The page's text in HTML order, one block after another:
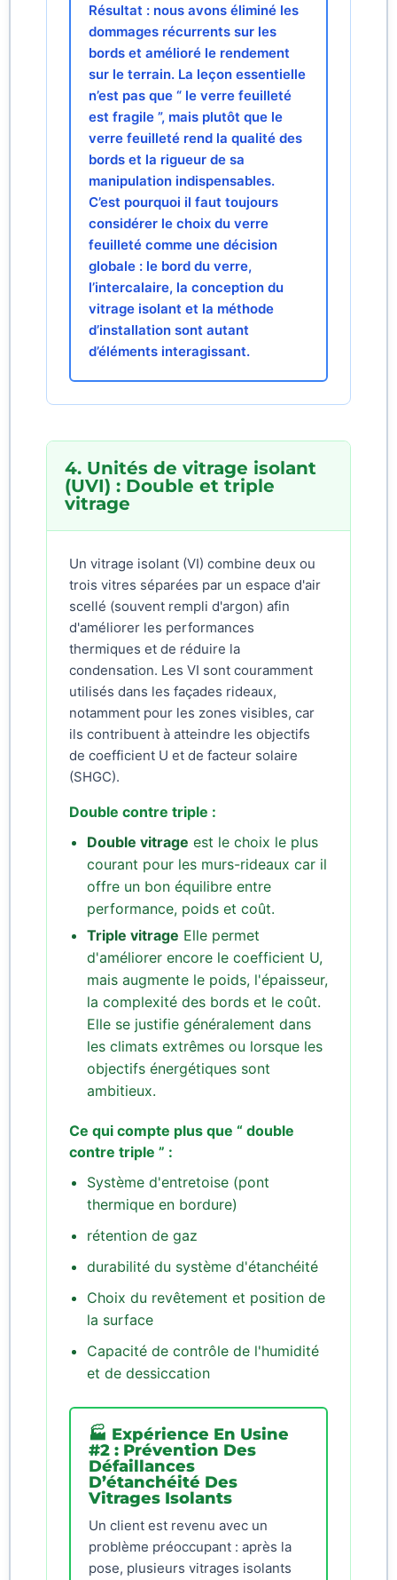
Résultat : nous avons éliminé les
dommages récurrents sur les
bords et amélioré le rendement
sur le terrain. La leçon essentielle
n’est pas que “ le verre feuilleté
est fragile ”, mais plutôt que le
verre feuilleté rend la qualité des
bords et la rigueur de sa
manipulation indispensables.
C’est pourquoi il faut toujours
considérer le choix du verre
feuilleté comme une décision
globale : le bord du verre,
l’intercalaire, la conception du
vitrage isolant et la méthode
d’installation sont autant
d’éléments interagissant.
4. Unités de vitrage isolant
(UVI) : Double et triple
vitrage
Un vitrage isolant (VI) combine deux ou
trois vitres séparées par un espace d'air
scellé (souvent rempli d'argon) afin
d'améliorer les performances
thermiques et de réduire la
condensation. Les VI sont couramment
utilisés dans les façades rideaux,
notamment pour les zones visibles, car
ils contribuent à atteindre les objectifs
de coefficient U et de facteur solaire
(SHGC).
Double contre triple :
Double vitrage est le choix le plus
courant pour les murs-rideaux car il
offre un bon équilibre entre
performance, poids et coût.
Triple vitrage Elle permet
d'améliorer encore le coefficient U,
mais augmente le poids, l'épaisseur,
la complexité des bords et le coût.
Elle se justifie généralement dans
les climats extrêmes ou lorsque les
objectifs énergétiques sont
ambitieux.
Ce qui compte plus que “ double
contre triple ” :
Système d'entretoise (pont
thermique en bordure)
rétention de gaz
durabilité du système d'étanchéité
Choix du revêtement et position de
la surface
Capacité de contrôle de l'humidité
et de dessiccation
🏭 Expérience En Usine
#2 : Prévention Des
Défaillances
D’étanchéité Des
Vitrages Isolants
Un client est revenu avec un
problème préoccupant : après la
pose, plusieurs vitrages isolants